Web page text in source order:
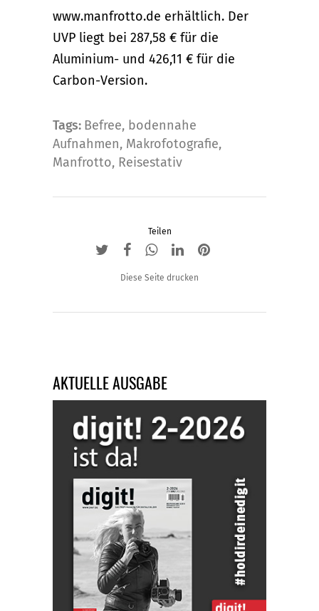
www.manfrotto.de erhältlich. Der
UVP liegt bei 287,58 € für die
Aluminium- und 426,11 € für die
Carbon-Version.
Tags: Befree, bodennahe
Aufnahmen, Makrofotografie,
Manfrotto, Reisestativ
Teilen
Diese Seite drucken
AKTUELLE AUSGABE